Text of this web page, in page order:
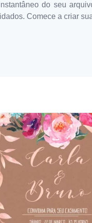
do seu
Comece a criar